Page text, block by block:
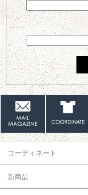
コーディネート
新商品